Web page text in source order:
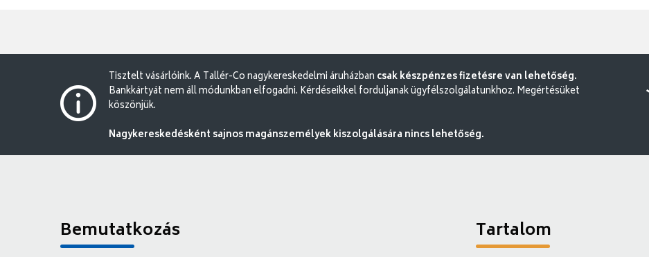
Tisztelt vásárlóink. A Tallér-Co nagykereskedelmi áruházban csak készpénzes fizetésre van lehetőség.
Bankkártyát nem áll módunkban elfogadni. Kérdéseikkel forduljanak ügyfélszolgálatunkhoz. Megértésüket
köszönjük.
Nagykereskedésként sajnos magánszemélyek kiszolgálására nincs lehetőség.
Bemutatkozás Tartalom